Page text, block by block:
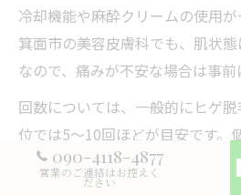
冷却機能や麻酔クリームの使用
箕面市の美容皮膚科でも、肌状
なので、痛みが不安な場合は事前
回数については、一般的にヒゲ脱
位では5〜10回ほどが目安です。
「医療脱毛 ぶっちゃけ 何回？」
肌質・目指す仕上がりによって
090-4118-4877
営業のご連絡はお控えく
ださい